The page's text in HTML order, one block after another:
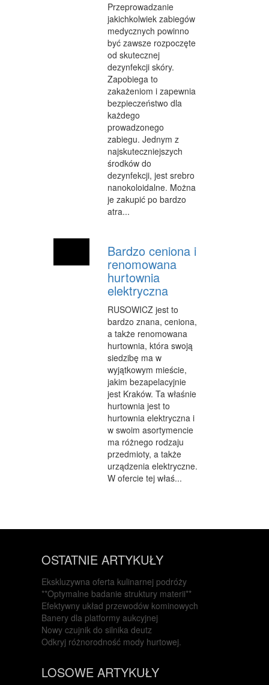
Przeprowadzanie
jakichkolwiek zabiegów
medycznych powinno
być zawsze rozpoczęte
od skutecznej
dezynfekcji skóry.
Zapobiega to
zakażeniom i zapewnia
bezpieczeństwo dla
każdego
prowadzonego
zabiegu. Jednym z
najskuteczniejszych
środków do
dezynfekcji, jest srebro
nanokoloidalne. Można
je zakupić po bardzo
atra...
Bardzo ceniona i
renomowana
hurtownia
elektryczna
RUSOWICZ jest to
bardzo znana, ceniona,
a także renomowana
hurtownia, która swoją
siedzibę ma w
wyjątkowym mieście,
jakim bezapelacyjnie
jest Kraków. Ta właśnie
hurtownia jest to
hurtownia elektryczna i
w swoim asortymencie
ma różnego rodzaju
przedmioty, a także
urządzenia elektryczne.
W ofercie tej właś...
OSTATNIE ARTYKUŁY
Ekskluzywna oferta kulinarnej podróży
**Optymalne badanie struktury materii**
Efektywny układ przewodów kominowych
Banery dla platformy aukcyjnej
Nowy czujnik do silnika deutz
Odkryj różnorodność mody hurtowej.
LOSOWE ARTYKUŁY